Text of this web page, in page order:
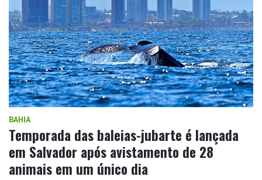
BAHIA
Temporada das baleias-jubarte é lançada
em Salvador após avistamento de 28
animais em um único dia